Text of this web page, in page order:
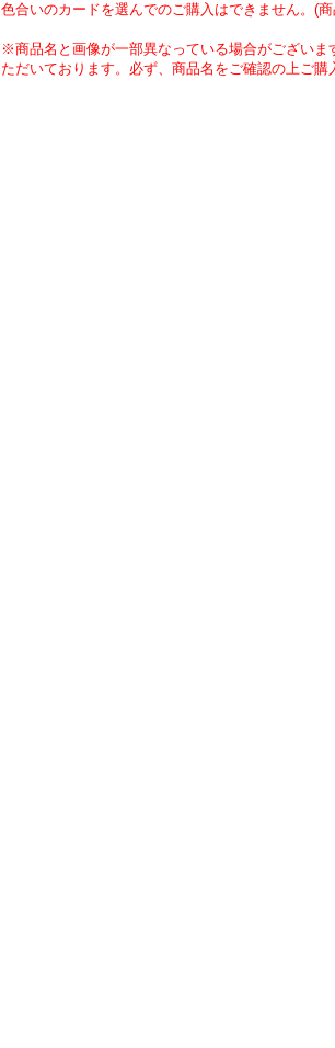
色合いのカードを選んでのご購入はできません。(
※商品名と画像が一部異なっている場合がござい
ただいております。必ず、商品名をご確認の上ご